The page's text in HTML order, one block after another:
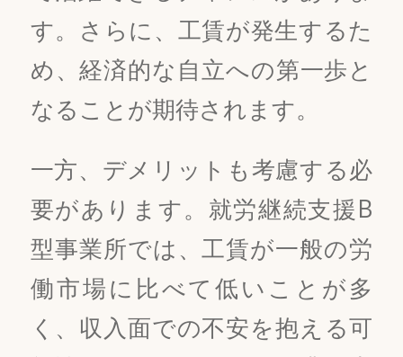
す。さらに、工賃が発生するた
め、経済的な自立への第一歩と
なることが期待されます。
一方、デメリットも考慮する必
要があります。就労継続支援B
型事業所では、工賃が一般の労
働市場に比べて低いことが多
く、収入面での不安を抱える可